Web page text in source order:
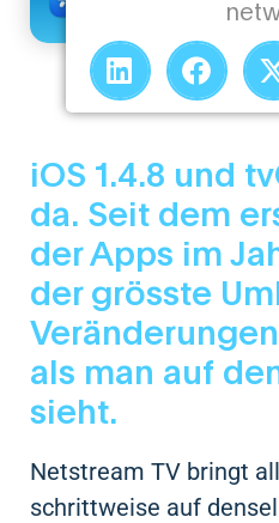
iOS 1.4.8 und
da. Seit dem
der Apps im
der grösste
als man auf
sieht.
Netstream TV bringt
schrittweise auf